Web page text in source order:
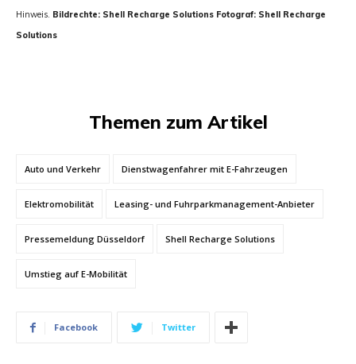
Hinweis. Bildrechte: Shell Recharge Solutions Fotograf: Shell Recharge
Solutions
Themen zum Artikel
Auto und Verkehr Dienstwagenfahrer mit E-Fahrzeugen
Elektromobilität Leasing- und Fuhrparkmanagement-Anbieter
Pressemeldung Düsseldorf Shell Recharge Solutions
Umstieg auf E-Mobilität
Facebook Twitter